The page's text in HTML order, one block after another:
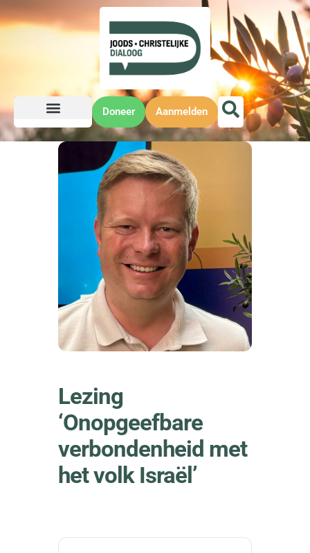
Doneer Aanmelden
Lezing
‘Onopgeefbare
verbondenheid met
het volk Israël’